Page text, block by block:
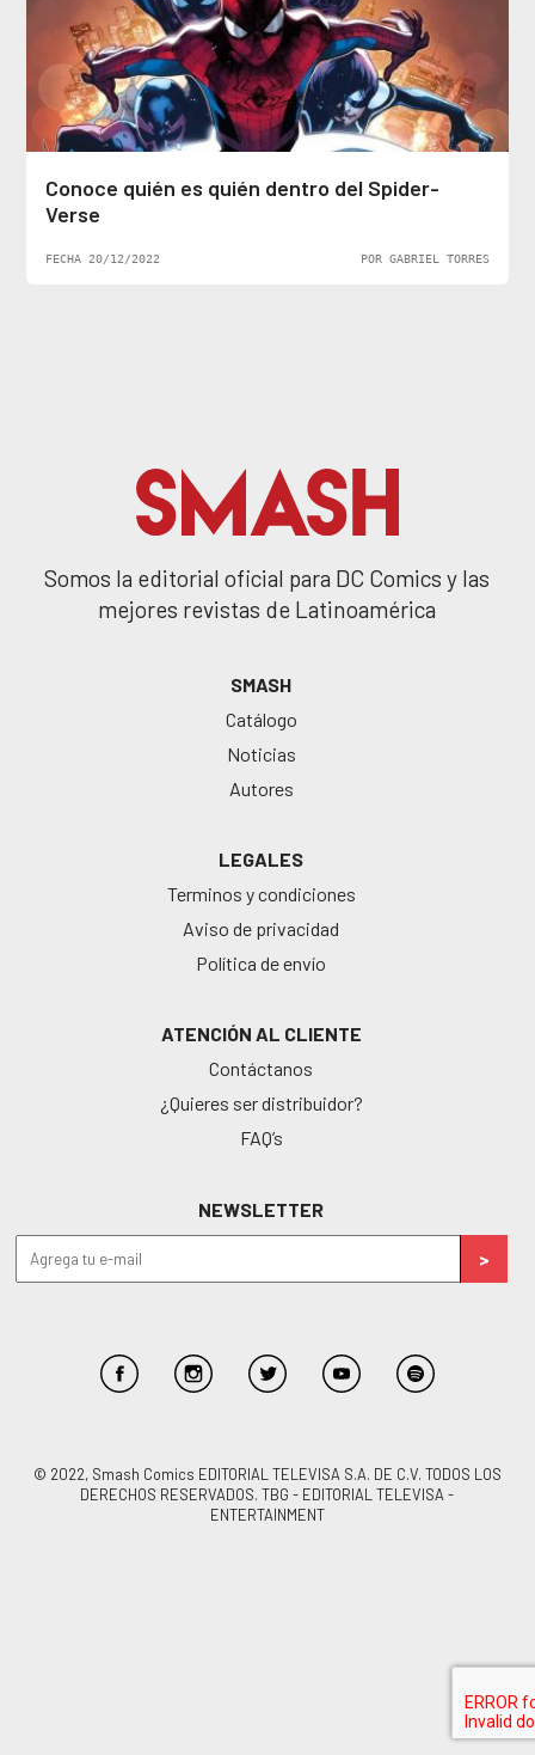
Conoce quién es quién dentro del Spider-
Verse
FECHA 20/12/2022 POR GABRIEL TORRES
Somos la editorial oficial para DC Comics y las
mejores revistas de Latinoamérica
SMASH
Catálogo
Noticias
Autores
LEGALES
Terminos y condiciones
Aviso de privacidad
Política de envío
ATENCIÓN AL CLIENTE
Contáctanos
¿Quieres ser distribuidor?
FAQ’s
NEWSLETTER
© 2022, Smash Comics EDITORIAL TELEVISA S.A. DE C.V. TODOS LOS
DERECHOS RESERVADOS. TBG - EDITORIAL TELEVISA -
ENTERTAINMENT